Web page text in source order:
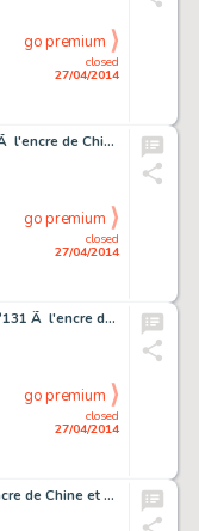
closed
27/04/2014
go premium
Michel Vaillant, illustration Ã l'encre de Chine …
closed
27/04/2014
go premium
Jeux pour mourir, planche n°131 Ã l'encre de Chi…
closed
27/04/2014
go premium
Chick Bill, illustration Ã l'encre de Chine et au…